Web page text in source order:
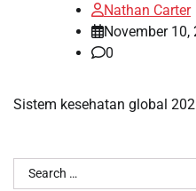
Nathan Carter
November 10,
0
Sistem kesehatan global
Search